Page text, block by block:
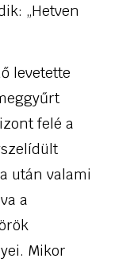
„Hetven
levetette
felé a
után valami
a
Mikor